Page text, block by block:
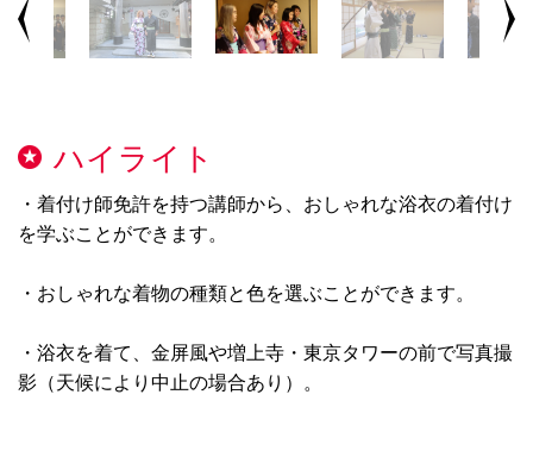
ハイライト
・着付け師免許を持つ講師から、おしゃれな浴衣の着付け
を学ぶことができます。
・おしゃれな着物の種類と色を選ぶことができます。
・浴衣を着て、金屏風や増上寺・東京タワーの前で写真撮
影（天候により中止の場合あり）。